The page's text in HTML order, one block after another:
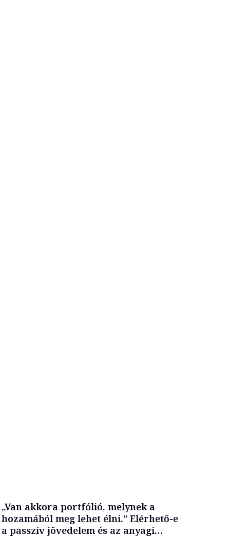
„Van akkora portfólió, melynek a
hozamából meg lehet élni.” Elérhető-e
a passzív jövedelem és az anyagi